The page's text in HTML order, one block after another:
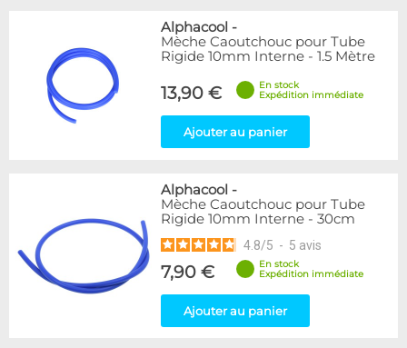
Alphacool -
Mèche Caoutchouc pour Tube
Rigide 10mm Interne - 1.5 Mètre
13,90 €
En stock
Expédition immédiate
Ajouter au panier
Alphacool -
Mèche Caoutchouc pour Tube
Rigide 10mm Interne - 30cm
4.8/5 - 5 avis
7,90 €
En stock
Expédition immédiate
Ajouter au panier